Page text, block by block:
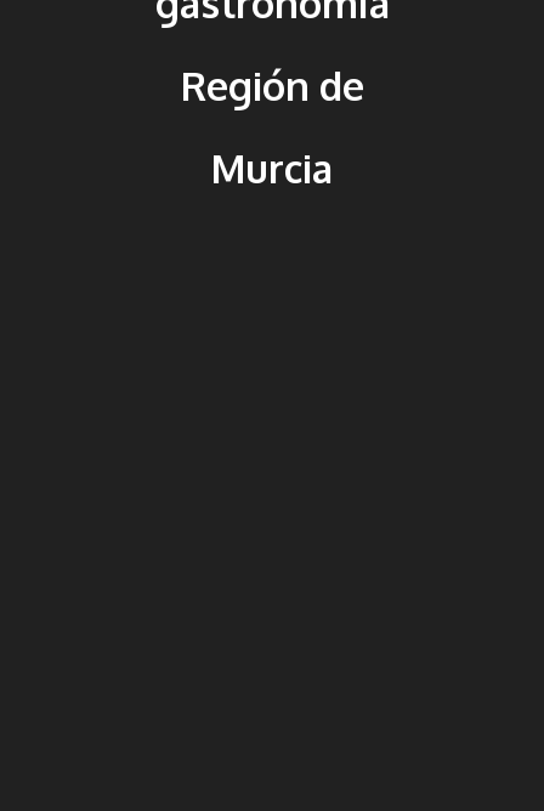
Región de
Murcia